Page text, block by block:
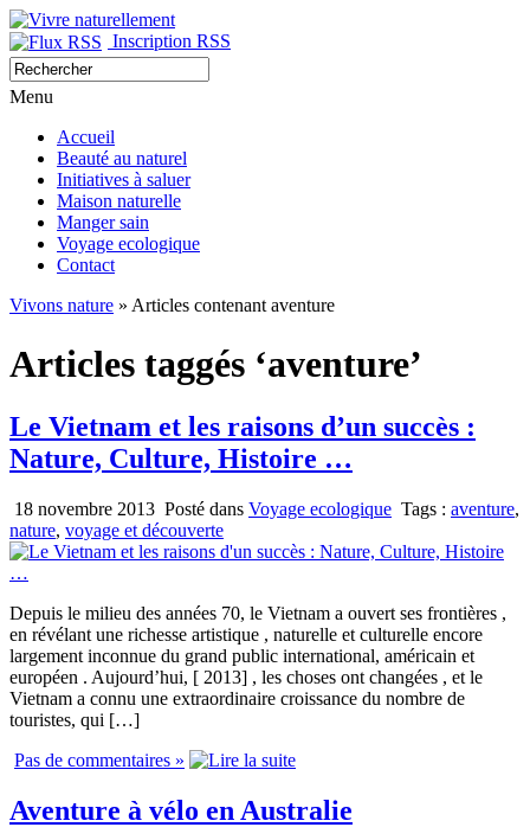
Inscription RSS
Menu
Accueil
Beauté au naturel
Initiatives à saluer
Maison naturelle
Manger sain
Voyage ecologique
Contact
Vivons nature » Articles contenant aventure
Articles taggés ‘aventure’
Le Vietnam et les raisons d’un succès :
Nature, Culture, Histoire …
18 novembre 2013 Posté dans Voyage ecologique Tags : aventure,
nature, voyage et découverte
Depuis le milieu des années 70, le Vietnam a ouvert ses frontières ,
en révélant une richesse artistique , naturelle et culturelle encore
largement inconnue du grand public international, américain et
européen . Aujourd’hui, [ 2013] , les choses ont changées , et le
Vietnam a connu une extraordinaire croissance du nombre de
touristes, qui […]
Pas de commentaires »
Aventure à vélo en Australie